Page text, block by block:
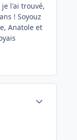
l'ai trouvé,
! Soyouz
Anatole et